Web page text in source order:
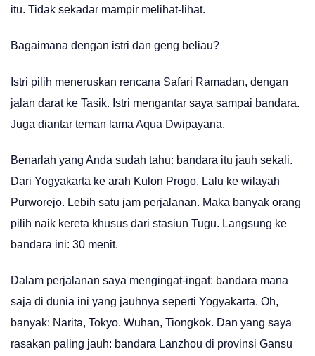
itu. Tidak sekadar mampir melihat-lihat.
Bagaimana dengan istri dan geng beliau?
Istri pilih meneruskan rencana Safari Ramadan, dengan
jalan darat ke Tasik. Istri mengantar saya sampai bandara.
Juga diantar teman lama Aqua Dwipayana.
Benarlah yang Anda sudah tahu: bandara itu jauh sekali.
Dari Yogyakarta ke arah Kulon Progo. Lalu ke wilayah
Purworejo. Lebih satu jam perjalanan. Maka banyak orang
pilih naik kereta khusus dari stasiun Tugu. Langsung ke
bandara ini: 30 menit.
Dalam perjalanan saya mengingat-ingat: bandara mana
saja di dunia ini yang jauhnya seperti Yogyakarta. Oh,
banyak: Narita, Tokyo. Wuhan, Tiongkok. Dan yang saya
rasakan paling jauh: bandara Lanzhou di provinsi Gansu